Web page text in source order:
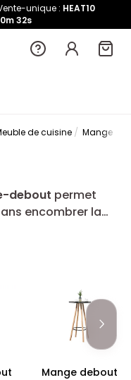
unique : HEAT10
30s
de cuisine Mange
debout permet
encombrer la
ou un séjour
partager un
intérieurs tout en
chaleureuse à
Mange debout